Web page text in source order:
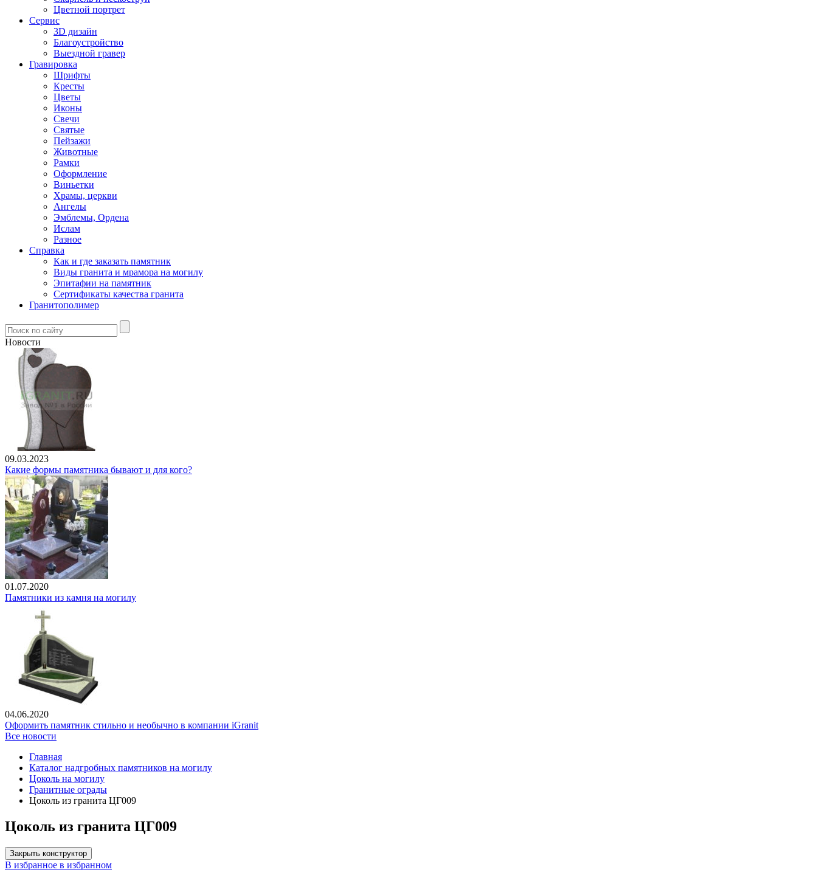
Цветной портрет
Сервис
3D дизайн
Благоустройство
Выездной гравер
Гравировка
Шрифты
Кресты
Цветы
Иконы
Свечи
Святые
Пейзажи
Животные
Рамки
Оформление
Виньетки
Храмы, церкви
Ангелы
Эмблемы, Ордена
Ислам
Разное
Справка
Как и где заказать памятник
Виды гранита и мрамора на могилу
Эпитафии на памятник
Сертификаты качества гранита
Гранитополимер
Новости
09.03.2023
Какие формы памятника бывают и для кого?
01.07.2020
Памятники из камня на могилу
04.06.2020
Оформить памятник стильно и необычно в компании iGranit
Все новости
Главная
Каталог надгробных памятников на могилу
Цоколь на могилу
Гранитные ограды
Цоколь из гранита ЦГ009
Цоколь из гранита ЦГ009
Закрыть конструктор
В избранное в избранном